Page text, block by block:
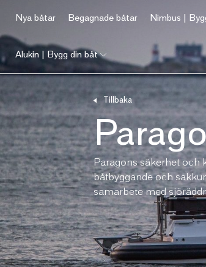
Nya båtar Begagnade båtar Nimbus |
Alukin | Bygg din båt
Tillbaka
Paragons säkerhet och
båtbyggande och
samarbete med